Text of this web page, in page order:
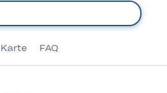
Karte FAQ